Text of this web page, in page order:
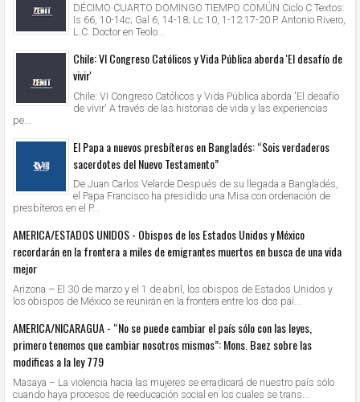
DÉCIMO CUARTO DOMINGO TIEMPO COMÚN Ciclo C Textos:
Is 66, 10-14c; Gal 6, 14-18; Lc 10, 1-12.17-20 P. Antonio Rivero,
L.C. Doctor en Teolo...
Chile: VI Congreso Católicos y Vida Pública aborda 'El desafío de
vivir'
Chile: VI Congreso Católicos y Vida Pública aborda 'El desafío
de vivir' A través de las historias de vida y las experiencias
pe...
El Papa a nuevos presbíteros en Bangladés: “Sois verdaderos
sacerdotes del Nuevo Testamento”
De Juan Carlos Velarde Después de su llegada a Bangladés,
el Papa Francisco ha presidido una Misa con ordenación de
presbíteros en el P...
AMERICA/ESTADOS UNIDOS - Obispos de los Estados Unidos y México
recordarán en la frontera a miles de emigrantes muertos en busca de una vida
mejor
Arizona – El 30 de marzo y el 1 de abril, los obispos de Estados Unidos y
los obispos de México se reunirán en la frontera entre los dos paí...
AMERICA/NICARAGUA - “No se puede cambiar el país sólo con las leyes,
primero tenemos que cambiar nosotros mismos”: Mons. Baez sobre las
modificas a la ley 779
Masaya – La violencia hacia las mujeres se erradicará de nuestro país sólo
cuando haya procesos de reeducación social en los cuales se trans...